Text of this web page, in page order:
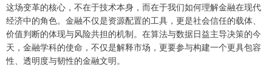
这场变革的核心，不在于技术本身，而在于我们如何理解金融在现代
经济中的角色。金融不仅是资源配置的工具，更是社会信任的载体、
价值判断的体现与风险共担的机制。在算法与数据日益主导决策的今
天，金融学科的使命，不仅是解释市场，更要参与构建一个更具包容
性、透明度与韧性的金融文明。